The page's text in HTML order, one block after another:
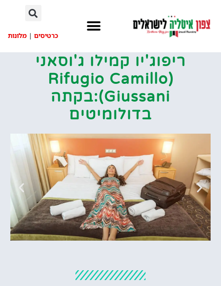
כרטיסים | מלונות
ריפוג'יו קמילו ג'וסאני
(Rifugio Camillo
Giussani):בקתה
בדולומיטים
מציאת מלון